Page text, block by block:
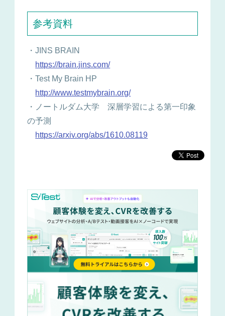
参考資料
・JINS BRAIN
https://brain.jins.com/
・Test My Brain HP
http://www.testmybrain.org/
・ノートルダム大学 深層学習による第一印象
の予測
https://arxiv.org/abs/1610.08119